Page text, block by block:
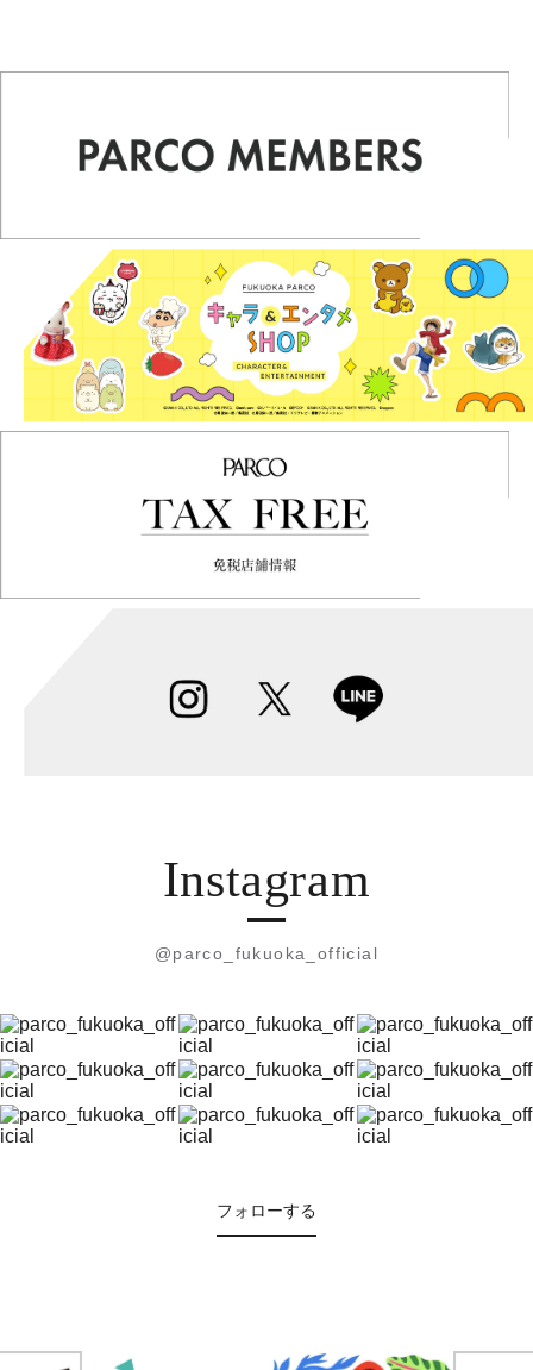
Instagram
@parco_fukuoka_official
フォローする